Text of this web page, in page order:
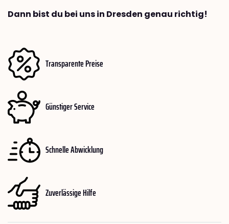
Dann bist du bei uns in Dresden genau richtig!
Transparente Preise
Günstiger Service
Schnelle Abwicklung
Zuverlässige Hilfe